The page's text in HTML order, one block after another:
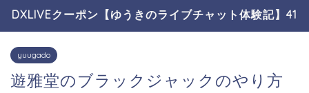
DXLIVEクーポン【ゆうきのライブチャット体験記】41
yuugado
遊雅堂のブラックジャックのやり方